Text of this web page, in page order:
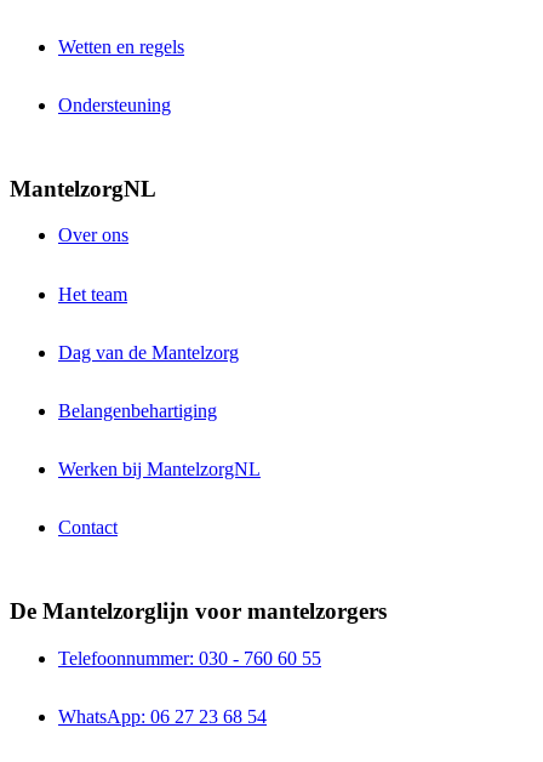
Wetten en regels
Ondersteuning
MantelzorgNL
Over ons
Het team
Dag van de Mantelzorg
Belangenbehartiging
Werken bij MantelzorgNL
Contact
De Mantelzorglijn voor mantelzorgers
Telefoonnummer: 030 - 760 60 55
WhatsApp: 06 27 23 68 54